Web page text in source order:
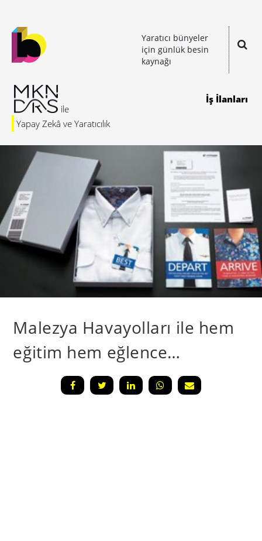
Yaratıcı bünyeler
için günlük besin
kaynağı
Yapay Zekâ ve Yaratıcılık
İş İlanları
Malezya Havayolları ile hem
eğitim hem eğlence…